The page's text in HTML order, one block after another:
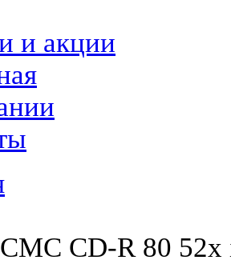
и акции
CD-R 80